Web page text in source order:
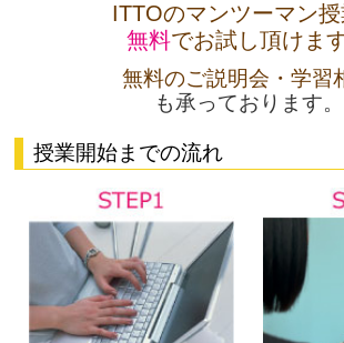
ITTOのマンツーマン授
無料でお試し頂けます
無料のご説明会・学習
も承っております。
授業開始までの流れ